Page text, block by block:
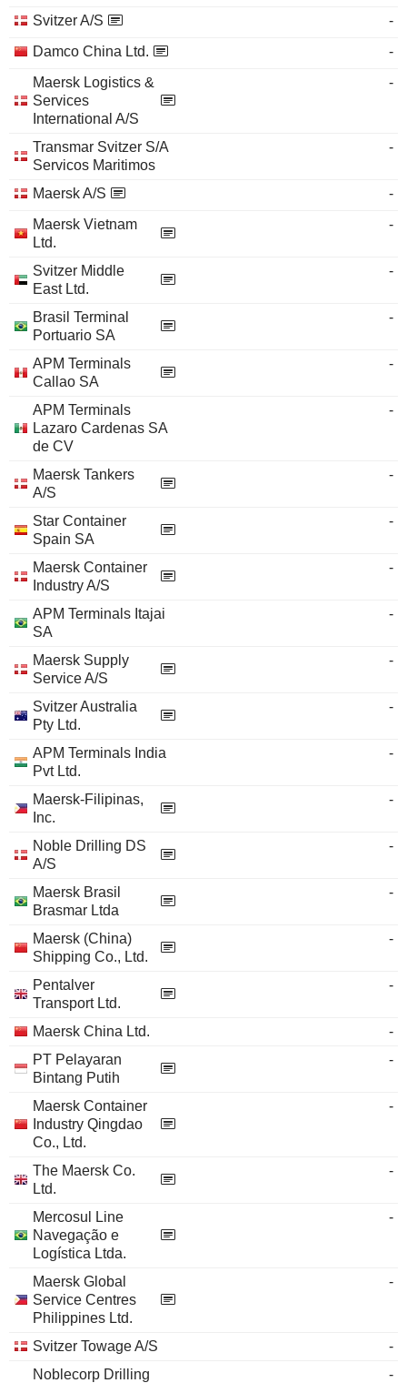
Svitzer A/S
-
Damco China Ltd.
-
Maersk Logistics &
Services
International A/S
-
Transmar Svitzer S/A
Servicos Maritimos
-
Maersk A/S
-
Maersk Vietnam
Ltd.
-
Svitzer Middle
East Ltd.
-
Brasil Terminal
Portuario SA
-
APM Terminals
Callao SA
-
APM Terminals
Lazaro Cardenas SA
de CV
-
Maersk Tankers
A/S
-
Star Container
Spain SA
-
Maersk Container
Industry A/S
-
APM Terminals Itajai
SA
-
Maersk Supply
Service A/S
-
Svitzer Australia
Pty Ltd.
-
APM Terminals India
Pvt Ltd.
-
Maersk-Filipinas,
Inc.
-
Noble Drilling DS
A/S
-
Maersk Brasil
Brasmar Ltda
-
Maersk (China)
Shipping Co., Ltd.
-
Pentalver
Transport Ltd.
-
Maersk China Ltd.
-
PT Pelayaran
Bintang Putih
-
Maersk Container
Industry Qingdao
Co., Ltd.
-
The Maersk Co.
Ltd.
-
Mercosul Line
Navegação e
Logística Ltda.
-
Maersk Global
Service Centres
Philippines Ltd.
-
Svitzer Towage A/S
-
Noblecorp Drilling
-